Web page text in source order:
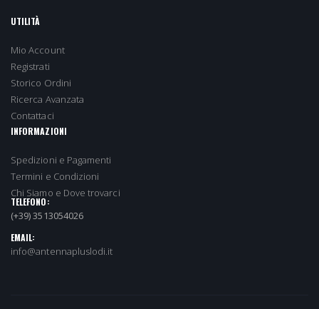
UTILITÀ
Mio Account
Registrati
Storico Ordini
Ricerca Avanzata
Contattaci
INFORMAZIONI
Spedizioni e Pagamenti
Termini e Condizioni
Chi Siamo e Dove trovarci
TELEFONO:
(+39) 3513054026
EMAIL:
info@antennapluslodi.it